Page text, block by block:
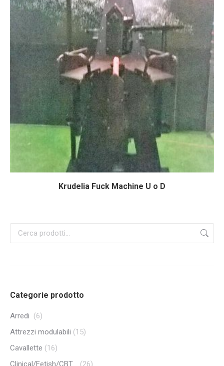
Krudelia Fuck Machine U o D
Categorie prodotto
Arredi (6)
Attrezzi modulabili (15)
Cavallette (16)
Clinical/Fetish/CBT.... (26)